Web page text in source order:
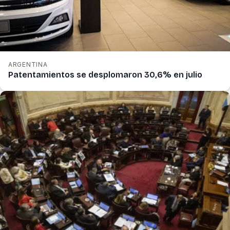
ARGENTINA
Patentamientos se desplomaron 30,6% en julio